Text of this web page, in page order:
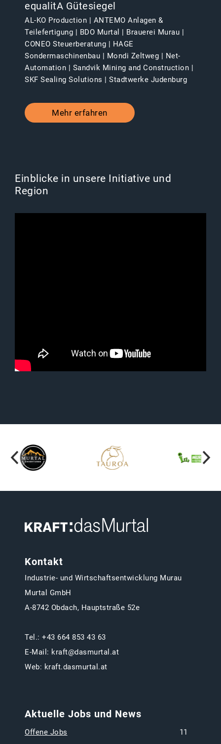
equalitA Gütesiegel
AL-KO Production | ANTEMO Anlagen &
Teilefertigung | BDO Murtal | Brauerei Murau |
CONEO Steuerberatung | HAGE
Sondermaschinenbau | Mondi Zeltweg | Net-
Automation | Sandvik Mining and Construction |
SKF Sealing Solutions | Stadtwerke Judenburg
Mehr erfahren
Einblicke in unsere Initiative und
Region
Kontakt
Industrie- und Wirtschaftsentwicklung Murau
Murtal GmbH
A-8742 Obdach, Hauptstraße 52e
Tel.: +43 664 853 43 63
E-Mail: kraft@dasmurtal.at
Web: kraft.dasmurtal.at
Aktuelle Jobs und News
Offene Jobs 11